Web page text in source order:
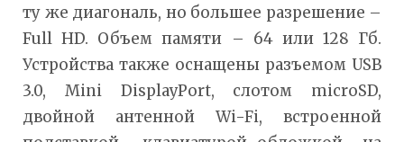
ту же диагональ, но большее разрешение –
Full HD. Объем памяти – 64 или 128 Гб.
Устройства также оснащены разъемом USB
3.0, Mini DisplayPort, слотом microSD,
двойной антенной Wi-Fi, встроенной